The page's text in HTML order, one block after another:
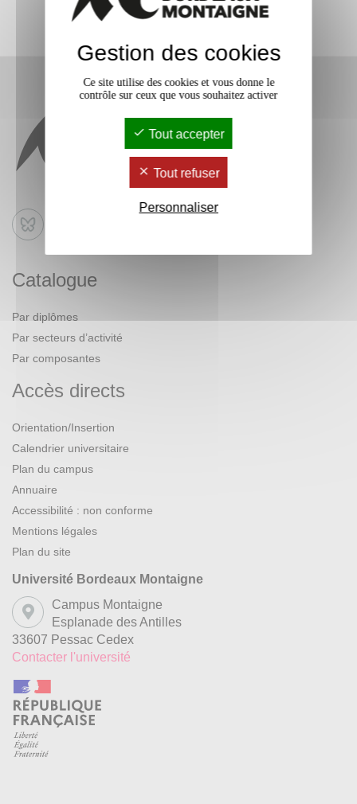
Bluesky
Catalogue
Par diplômes
Par secteurs d’activité
Par composantes
Accès directs
Orientation/Insertion
Calendrier universitaire
Plan du campus
Annuaire
Accessibilité : non conforme
Mentions légales
Plan du site
Université Bordeaux Montaigne
Campus Montaigne
Esplanade des Antilles
33607 Pessac Cedex
Contacter l'université
Gestion des cookies
Ce site utilise des cookies et vous donne le
contrôle sur ceux que vous souhaitez activer
Tout accepter
Tout refuser
Personnaliser